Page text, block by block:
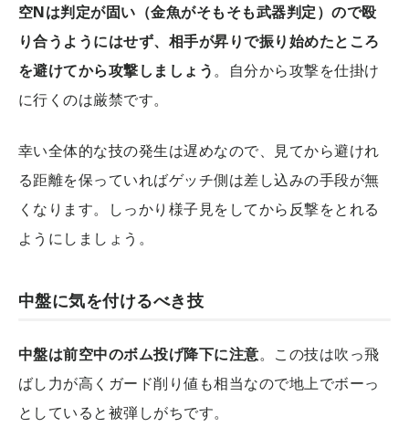
空Nは判定が固い（金魚がそもそも武器判定）ので殴
り合うようにはせず、相手が昇りで振り始めたところ
を避けてから攻撃しましょう。自分から攻撃を仕掛け
に行くのは厳禁です。
幸い全体的な技の発生は遅めなので、見てから避けれ
る距離を保っていればゲッチ側は差し込みの手段が無
くなります。しっかり様子見をしてから反撃をとれる
ようにしましょう。
中盤に気を付けるべき技
中盤は前空中のボム投げ降下に注意。この技は吹っ飛
ばし力が高くガード削り値も相当なので地上でボーっ
としていると被弾しがちです。